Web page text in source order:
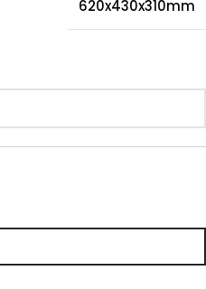
620x430x310mm